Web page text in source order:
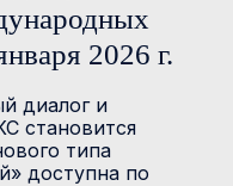
2026 г.
диалог и
становится
типа
доступна по